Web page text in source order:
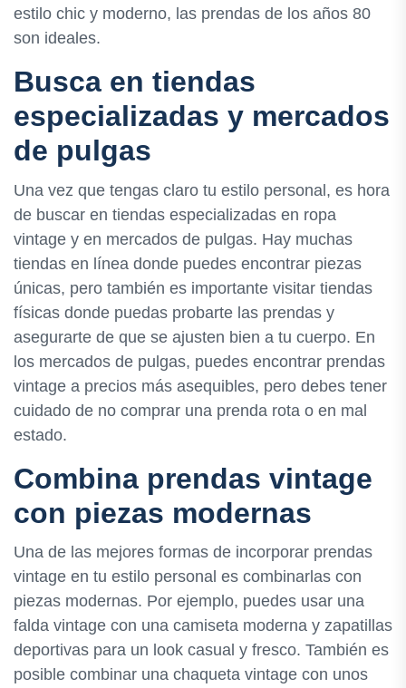
estilo chic y moderno, las prendas de los años 80
son ideales.
Busca en tiendas
especializadas y mercados
de pulgas
Una vez que tengas claro tu estilo personal, es hora
de buscar en tiendas especializadas en ropa
vintage y en mercados de pulgas. Hay muchas
tiendas en línea donde puedes encontrar piezas
únicas, pero también es importante visitar tiendas
físicas donde puedas probarte las prendas y
asegurarte de que se ajusten bien a tu cuerpo. En
los mercados de pulgas, puedes encontrar prendas
vintage a precios más asequibles, pero debes tener
cuidado de no comprar una prenda rota o en mal
estado.
Combina prendas vintage
con piezas modernas
Una de las mejores formas de incorporar prendas
vintage en tu estilo personal es combinarlas con
piezas modernas. Por ejemplo, puedes usar una
falda vintage con una camiseta moderna y zapatillas
deportivas para un look casual y fresco. También es
posible combinar una chaqueta vintage con unos